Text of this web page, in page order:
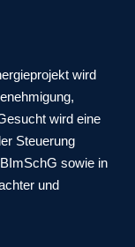
wird
wird eine
Steuerung
sowie in
und